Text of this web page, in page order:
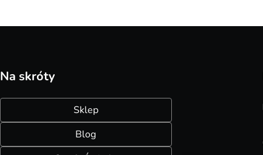
Na skróty
Sklep
Blog